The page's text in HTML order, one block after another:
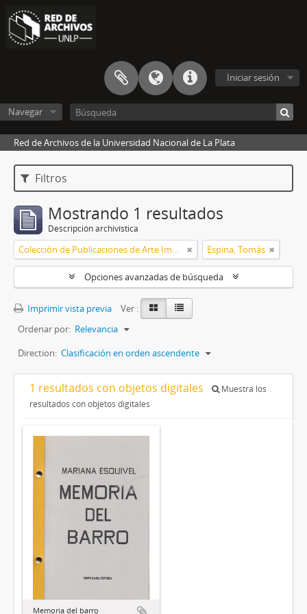
Iniciar sesión
Navegar
Red de Archivos de la Universidad Nacional de La Plata
Filtros
Mostrando 1 resultados
Descripción archivística
Colección de Publicaciones de Arte Impreso Espina, Tomás
Opciones avanzadas de búsqueda
Imprimir vista previa
Ver :
Ordenar por: Relevancia
Direction: Clasificación en orden ascendente
1 resultados con objetos digitales
Muestra los
resultados con objetos digitales
Memoria del barro